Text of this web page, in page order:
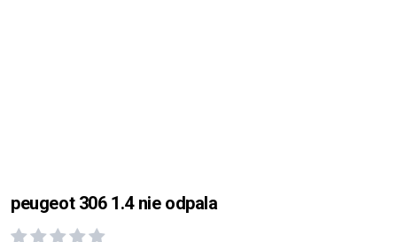
peugeot 306 1.4 nie odpala